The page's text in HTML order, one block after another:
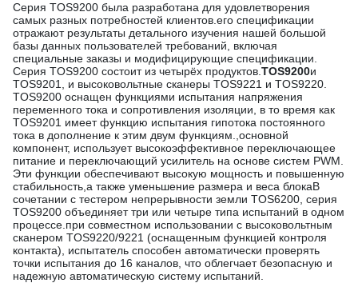
Серия TOS9200 была разработана для удовлетворения
самых разных потребностей клиентов.его спецификации
отражают результаты детального изучения нашей большой
базы данных пользователей требований, включая
специальные заказы и модифицирующие спецификации.
Серия TOS9200 состоит из четырёх продуктов. TOS9200и
TOS9201, и высоковольтные сканеры TOS9221 и TOS9220.
TOS9200 оснащен функциями испытания напряжения
переменного тока и сопротивления изоляции, в то время как
TOS9201 имеет функцию испытания гипотока постоянного
тока в дополнение к этим двум функциям.,основной
компонент, использует высокоэффективное переключающее
питание и переключающий усилитель на основе систем PWM.
Эти функции обеспечивают высокую мощность и повышенную
стабильность,а также уменьшение размера и веса блокаВ
сочетании с тестером непрерывности земли TOS6200, серия
TOS9200 объединяет три или четыре типа испытаний в одном
процессе.при совместном использовании с высоковольтным
сканером TOS9220/9221 (оснащенным функцией контроля
контакта), испытатель способен автоматически проверять
точки испытания до 16 каналов, что облегчает безопасную и
надежную автоматическую систему испытаний.